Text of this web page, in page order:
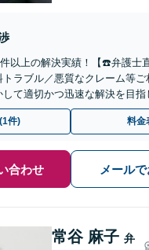
件以上の解決実績！【☎️弁護士
ラブル／悪質なクレーム等ご
て適切かつ迅速な解決を目指
対応【土日・夜間対応】
件) 料金
合わせ メール
常谷 麻子 弁